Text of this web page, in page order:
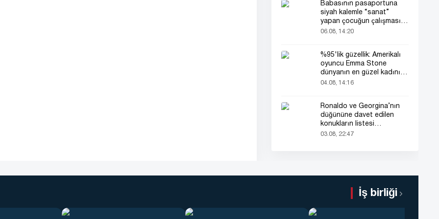
Babasının pasaportuna
siyah kalemle “sanat”
yapan çocuğun çalışması
herkesin dikkatini çekti
06.08, 14:20
%95'lik güzellik: Amerikalı
oyuncu Emma Stone
dünyanın en güzel kadını
seçildi!
04.08, 14:16
Ronaldo ve Georgina’nın
düğününe davet edilen
konukların listesi
gündemde
03.08, 22:47
İş birliği